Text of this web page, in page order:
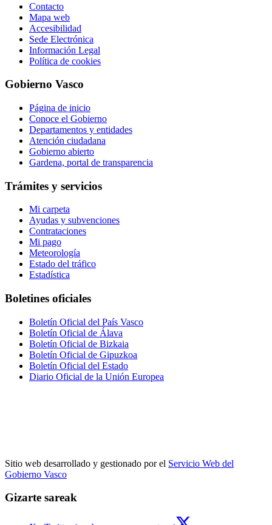
Contacto
Mapa web
Accesibilidad
Sede Electrónica
Información Legal
Política de cookies
Gobierno Vasco
Página de inicio
Conoce el Gobierno
Departamentos y entidades
Atención ciudadana
Gobierno abierto
Gardena, portal de transparencia
Trámites y servicios
Mi carpeta
Ayudas y subvenciones
Contrataciones
Mi pago
Meteorología
Estado del tráfico
Estadística
Boletines oficiales
Boletín Oficial del País Vasco
Boletín Oficial de Álava
Boletín Oficial de Bizkaia
Boletín Oficial de Gipuzkoa
Boletín Oficial del Estado
Diario Oficial de la Unión Europea
Sitio web desarrollado y gestionado por el Servicio Web del
Gobierno Vasco
Gizarte sareak